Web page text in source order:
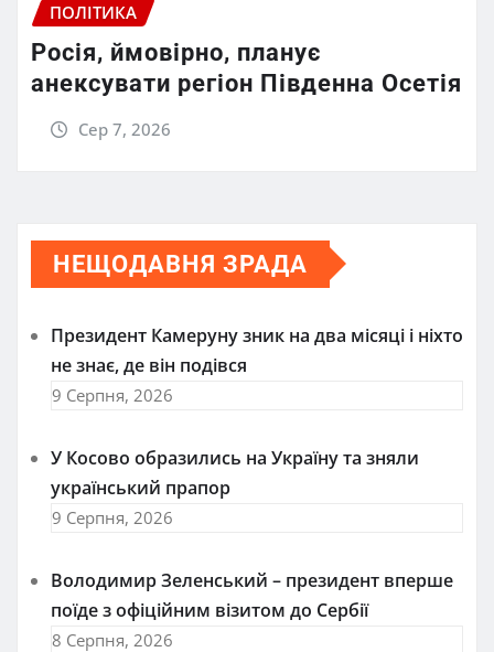
ПОЛІТИКА
Росія, ймовірно, планує
анексувати регіон Південна Осетія
Сер 7, 2026
НЕЩОДАВНЯ ЗРАДА
Президент Камеруну зник на два місяці і ніхто
не знає, де він подівся
9 Серпня, 2026
У Косово образились на Україну та зняли
український прапор
9 Серпня, 2026
Володимир Зеленський – президент вперше
поїде з офіційним візитом до Сербії
8 Серпня, 2026